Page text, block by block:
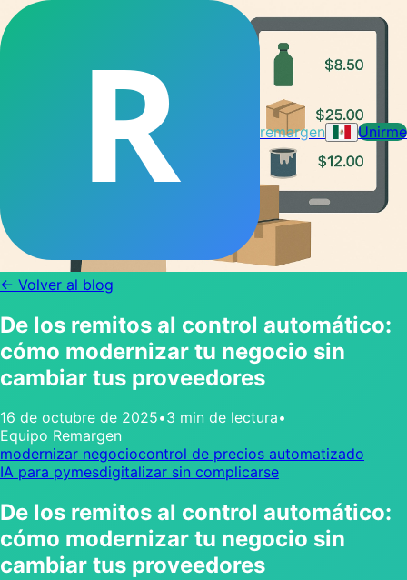
R remargen Unirme
← Volver al blog
De los remitos al control automático:
cómo modernizar tu negocio sin
cambiar tus proveedores
16 de octubre de 2025•3 min de lectura•
Equipo Remargen
modernizar negociocontrol de precios automatizado
IA para pymesdigitalizar sin complicarse
De los remitos al control automático:
cómo modernizar tu negocio sin
cambiar tus proveedores